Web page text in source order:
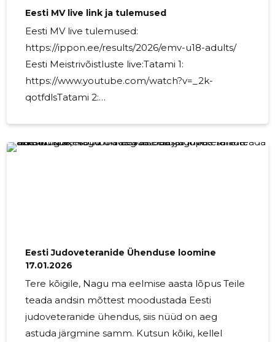
Eesti MV live link ja tulemused
Eesti MV live tulemused:
https://ippon.ee/results/2026/emv-u18-adults/
Eesti Meistrivõistluste live:Tatami 1:
https://www.youtube.com/watch?v=_2k-
qotfdlsTatami 2:
https://www.youtube.com/watch?v=1z-
Eesti Judoveteranide Ühenduse loomine
17.01.2026
Tere kõigile, Nagu ma eelmise aasta lõpus Teile
teada andsin mõttest moodustada Eesti
judoveteranide ühendus, siis nüüd on aeg
astuda järgmine samm. Kutsun kõiki, kellel